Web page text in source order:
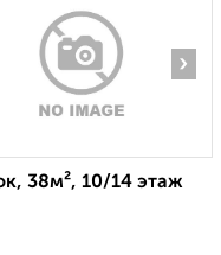
›
38м², 10/14 этаж